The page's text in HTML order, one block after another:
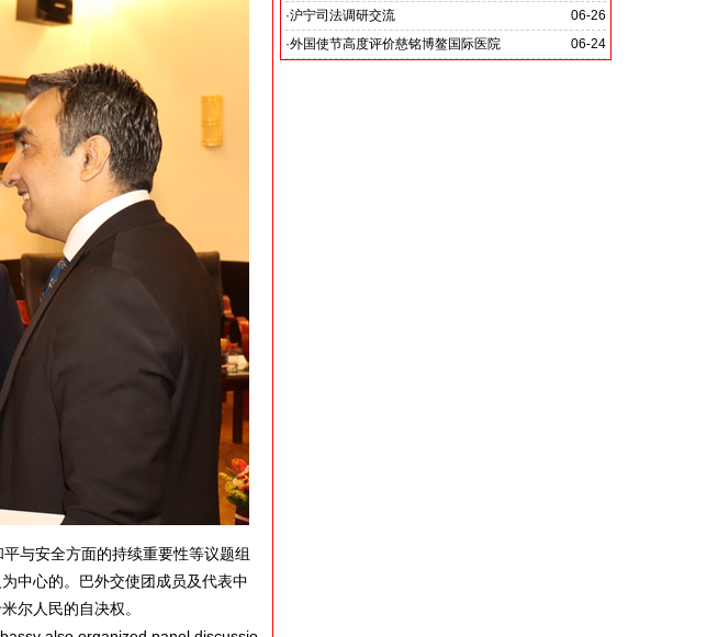
与安全方面的持续重要性等议题组
中心的。巴外交使团成员及代表中
尔人民的自决权。
党啊 我怎能不为你放声歌唱》
06-26
·沪宁司法调研交流
共探司法鉴定发展新路
06-24
·外国使节高度评价慈铭博鳌国际医院